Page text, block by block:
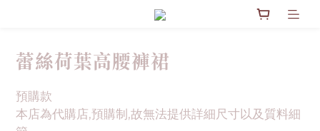
蕾絲荷葉高腰褲裙
預購款
本店為代購店,預購制,故無法提供詳細尺寸以及質料細